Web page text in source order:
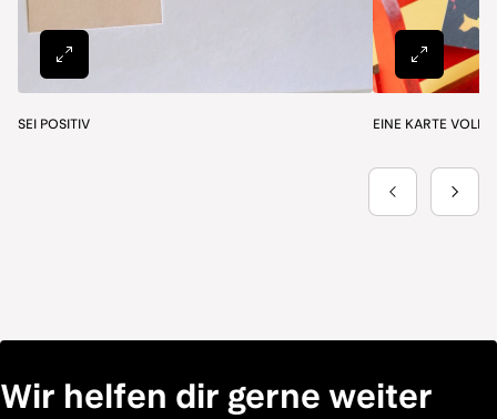
Wir helfen dir gerne weiter